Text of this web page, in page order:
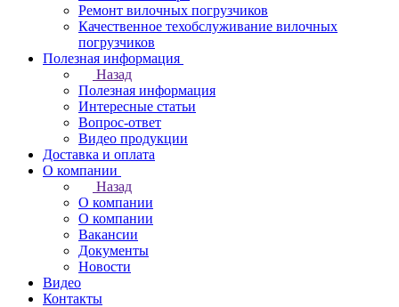
Ремонт вилочных погрузчиков
Качественное техобслуживание вилочных
погрузчиков
Полезная информация
Назад
Полезная информация
Интересные статьи
Вопрос-ответ
Видео продукции
Доставка и оплата
О компании
Назад
О компании
О компании
Вакансии
Документы
Новости
Видео
Контакты